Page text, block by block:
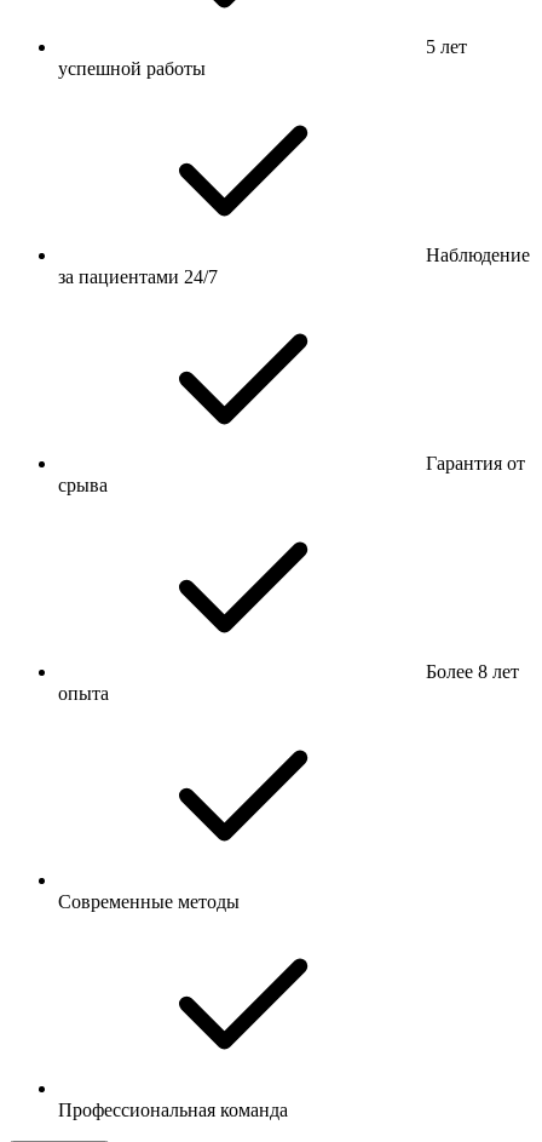
5 лет
успешной работы
Наблюдение
за пациентами 24/7
Гарантия от
срыва
Более 8 лет
опыта
Современные методы
Профессиональная команда